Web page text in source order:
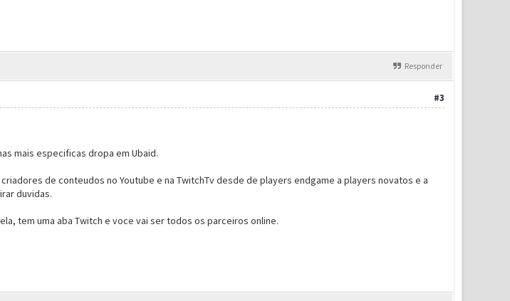
Responder
#3
mais especificas dropa em Ubaid.
de conteudos no Youtube e na TwitchTv desde de players endgame a players novatos e a
duvidas.
tem uma aba Twitch e voce vai ser todos os parceiros online.